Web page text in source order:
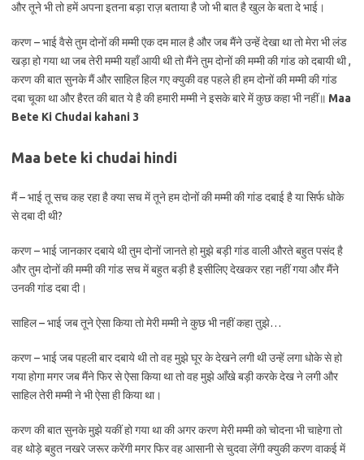
और तूने भी तो हमें अपना इतना बड़ा राज़ बताया है जो भी बात है खुल के बता दे भाई।
करण – भाई वैसे तुम दोनों की मम्मी एक दम माल है और जब मैंने उन्हें देखा था तो मेरा भी लंड
खड़ा हो गया था जब तेरी मम्मी यहाँ आयी थी तो मैंने तुम दोनों की मम्मी की गांड को दबायी थी ,
करण की बात सुनके मैं और साहिल हिल गए क्युकी वह पहले ही हम दोनों की मम्मी की गांड
दबा चूका था और हैरत की बात ये है की हमारी मम्मी ने इसके बारे में कुछ कहा भी नहीं॥ Maa
Bete Ki Chudai kahani 3
Maa bete ki chudai hindi
मैं – भाई तू सच कह रहा है क्या सच में तूने हम दोनों की मम्मी की गांड दबाई है या सिर्फ धोके
से दबा दी थी?
करण – भाई जानकार दबाये थी तुम दोनों जानते हो मुझे बड़ी गांड वाली औरते बहुत पसंद है
और तुम दोनों की मम्मी की गांड सच में बहुत बड़ी है इसीलिए देखकर रहा नहीं गया और मैंने
उनकी गांड दबा दी।
साहिल – भाई जब तूने ऐसा किया तो मेरी मम्मी ने कुछ भी नहीं कहा तुझे…
करण – भाई जब पहली बार दबाये थी तो वह मुझे घूर के देखने लगी थी उन्हें लगा धोके से हो
गया होगा मगर जब मैंने फिर से ऐसा किया था तो वह मुझे आँखे बड़ी करके देख ने लगी और
साहिल तेरी मम्मी ने भी ऐसा ही किया था।
करण की बात सुनके मुझे यकीं हो गया था की अगर करण मेरी मम्मी को चोदना भी चाहेगा तो
वह थोड़े बहुत नखरे जरूर करेंगी मगर फिर वह आसानी से चुदवा लेंगी क्युकी करण वाकई में